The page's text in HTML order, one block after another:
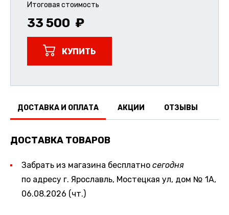
Итоговая стоимость
33 500
КУПИТЬ
ДОСТАВКА И ОПЛАТА АКЦИИ ОТЗЫВЫ
ДОСТАВКА ТОВАРОВ
Забрать из магазина бесплатно сегодня
по адресу г. Ярославль, Мостецкая ул, дом № 1А,
06.08.2026 (чт.)